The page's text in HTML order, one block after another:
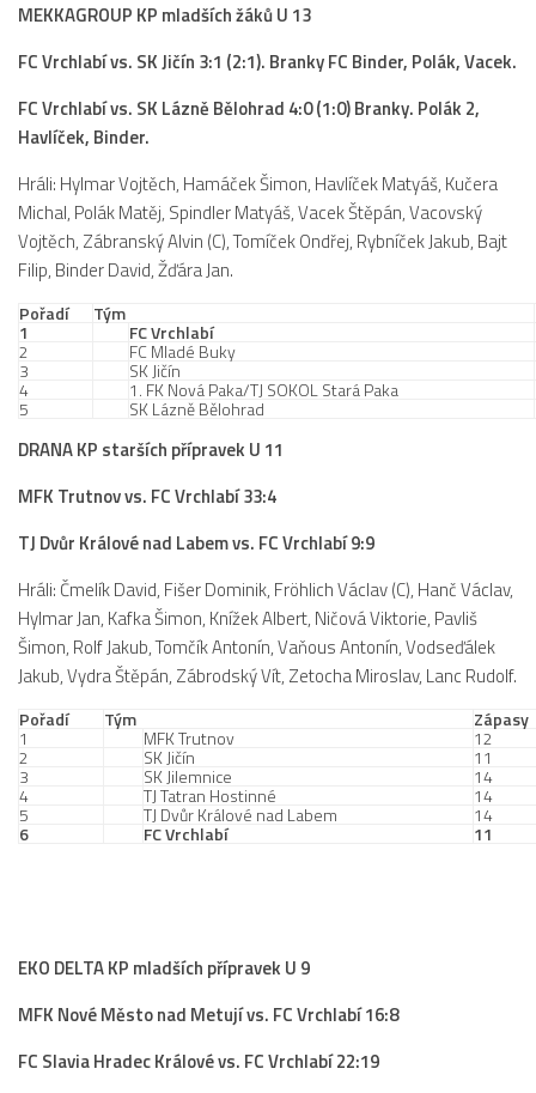
MEKKAGROUP KP mladších žáků U 13
FC Vrchlabí vs. SK Jičín 3:1 (2:1). Branky FC Binder, Polák, Vacek.
FC Vrchlabí vs. SK Lázně Bělohrad 4:0 (1:0) Branky. Polák 2,
Havlíček, Binder.
Hráli: Hylmar Vojtěch, Hamáček Šimon, Havlíček Matyáš, Kučera
Michal, Polák Matěj, Spindler Matyáš, Vacek Štěpán, Vacovský
Vojtěch, Zábranský Alvin (C), Tomíček Ondřej, Rybníček Jakub, Bajt
Filip, Binder David, Žďára Jan.
Pořadí Tým
1 FC Vrchlabí
2 FC Mladé Buky
3 SK Jičín
4 1. FK Nová Paka/TJ SOKOL Stará Paka
5 SK Lázně Bělohrad
DRANA KP starších přípravek U 11
MFK Trutnov vs. FC Vrchlabí 33:4
TJ Dvůr Králové nad Labem vs. FC Vrchlabí 9:9
Hráli: Čmelík David, Fišer Dominik, Fröhlich Václav (C), Hanč Václav,
Hylmar Jan, Kafka Šimon, Knížek Albert, Ničová Viktorie, Pavliš
Šimon, Rolf Jakub, Tomčík Antonín, Vaňous Antonín, Vodseďálek
Jakub, Vydra Štěpán, Zábrodský Vít, Zetocha Miroslav, Lanc Rudolf.
Pořadí Tým Zápasy
1 MFK Trutnov 12
2 SK Jičín 11
3 SK Jilemnice 14
4 TJ Tatran Hostinné 14
5 TJ Dvůr Králové nad Labem 14
6 FC Vrchlabí 11
EKO DELTA KP mladších přípravek U 9
MFK Nové Město nad Metují vs. FC Vrchlabí 16:8
FC Slavia Hradec Králové vs. FC Vrchlabí 22:19